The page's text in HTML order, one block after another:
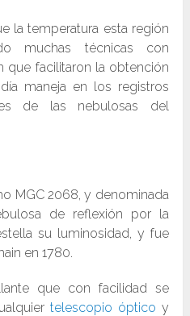
la temperatura esta región
muchas técnicas con
que facilitaron la obtención
maneja en los registros
de las nebulosas del
MGC 2068, y denominada
de reflexión por la
su luminosidad, y fue
en 1780.
que con facilidad se
telescopio óptico y